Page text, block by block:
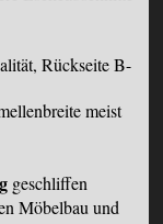
Rückseite B-
meist
geschliffen
Möbelbau und